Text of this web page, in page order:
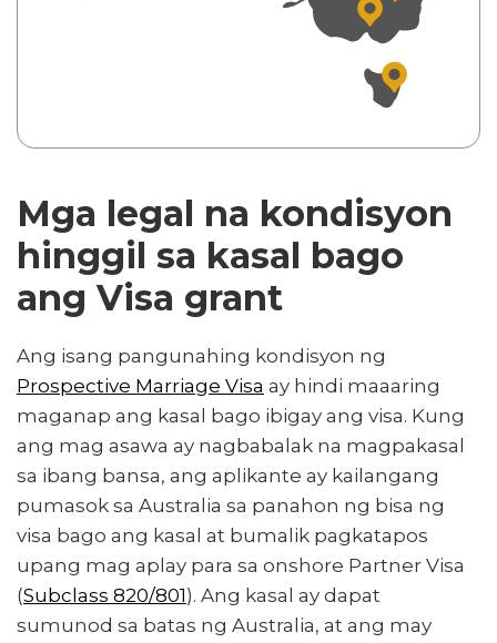
Mga legal na kondisyon
hinggil sa kasal bago
ang Visa grant
Ang isang pangunahing kondisyon ng
Prospective Marriage Visa ay hindi maaaring
maganap ang kasal bago ibigay ang visa. Kung
ang mag asawa ay nagbabalak na magpakasal
sa ibang bansa, ang aplikante ay kailangang
pumasok sa Australia sa panahon ng bisa ng
visa bago ang kasal at bumalik pagkatapos
upang mag aplay para sa onshore Partner Visa
(Subclass 820/801). Ang kasal ay dapat
sumunod sa batas ng Australia, at ang may